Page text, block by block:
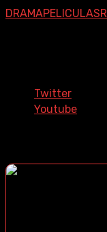
DRAMAPELICULAS
Twitter
Youtube